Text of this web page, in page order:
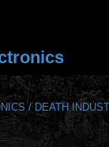
/ DEATH